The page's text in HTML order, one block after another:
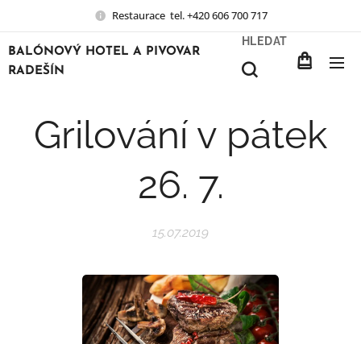
Restaurace tel. +420 606 700 717
BALÓNOVÝ HOTEL A PIVOVAR
RADEŠÍN
HLEDAT
Grilování v pátek
26. 7.
15.07.2019